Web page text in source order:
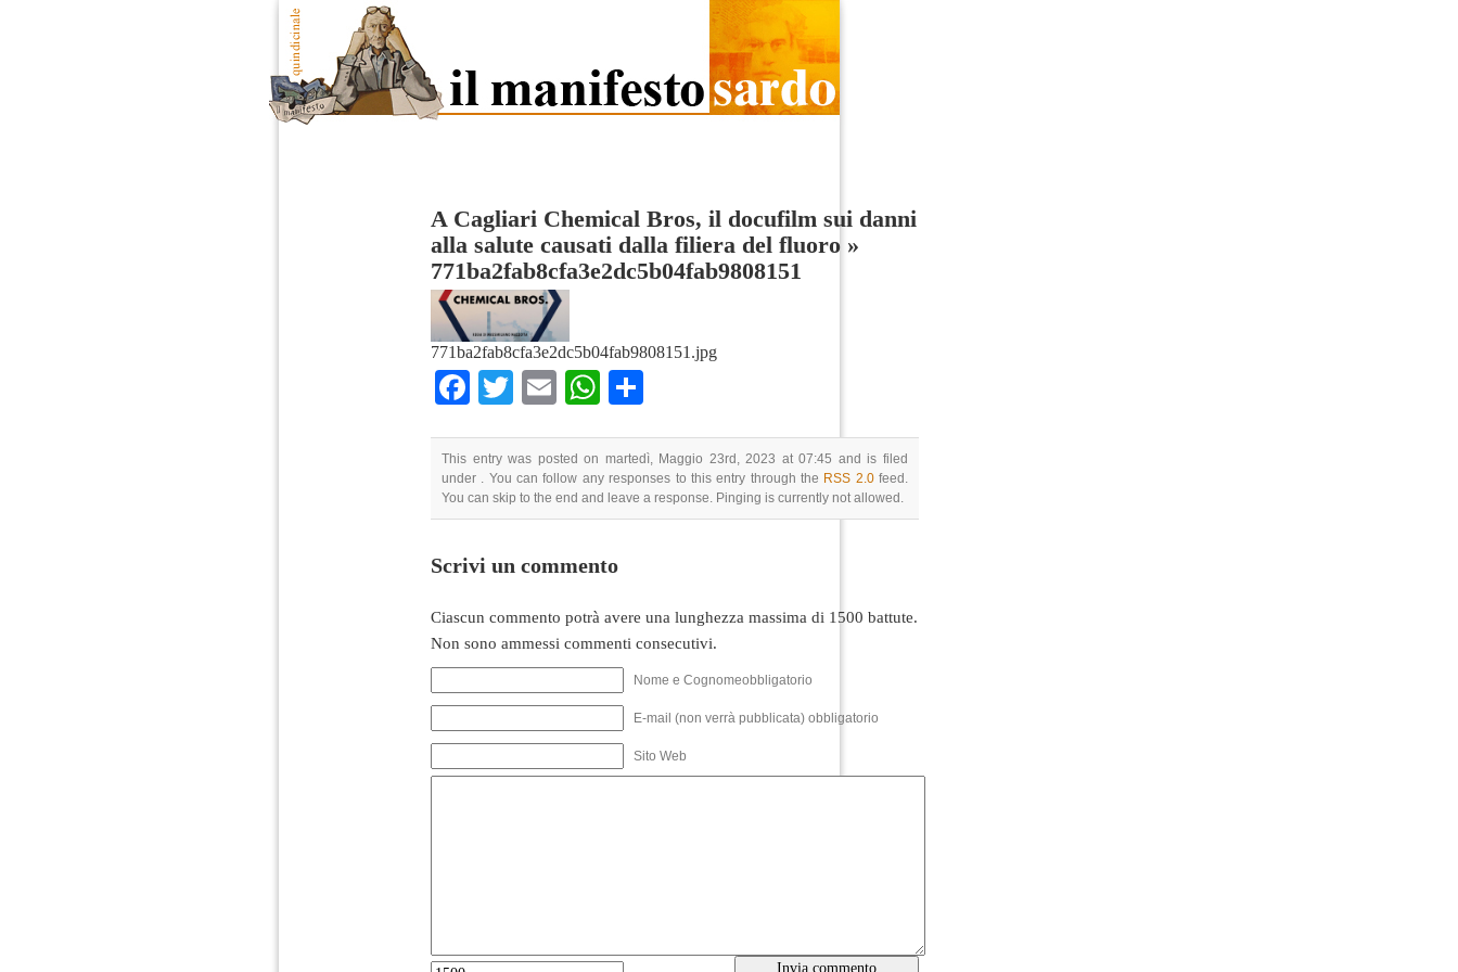
A Cagliari Chemical Bros, il docufilm sui danni
alla salute causati dalla filiera del fluoro »
771ba2fab8cfa3e2dc5b04fab9808151
771ba2fab8cfa3e2dc5b04fab9808151.jpg
Facebook
TwitterEmailWhatsApp
This entry was posted on martedì, Maggio 23rd, 2023 at 07:45 and is filed
under . You can follow any responses to this entry through the RSS 2.0feed.
You can skip to the end and leave a response. Pinging is currently not allowed.
Scrivi un commento
Ciascun commento potrà avere una lunghezza massima di 1500 battute.
Non sono ammessi commenti consecutivi.
Nome e Cognomeobbligatorio
E-mail (non verrà pubblicata) obbligatorio
Sito Web